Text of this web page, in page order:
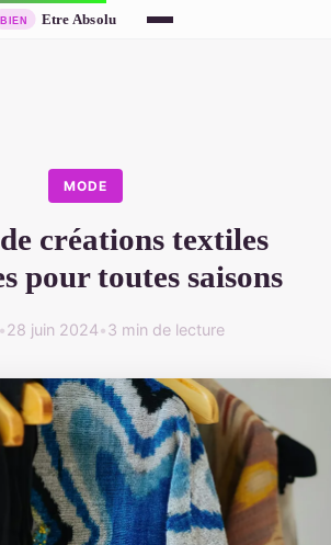
MODE
créations textiles
pour toutes saisons
•28 juin 2024•3 min de lecture